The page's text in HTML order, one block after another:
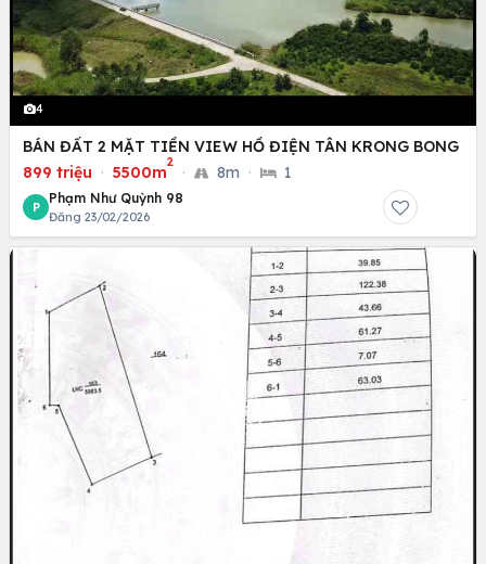
4
BÁN ĐẤT 2 MẶT TIỀN VIEW HỒ ĐIỆN TÂN KRONG BONG
899 triệu · 5500m
2
· 8m · 1
P
Phạm Như Quỳnh 98
Đăng 23/02/2026